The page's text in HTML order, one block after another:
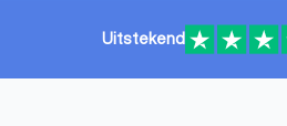
Uitstekend